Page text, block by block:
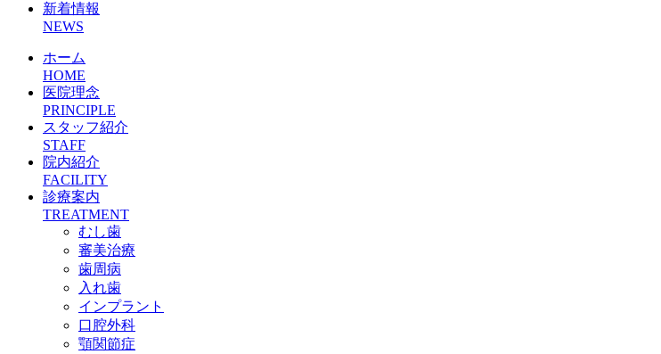
新着情報
NEWS
ホーム
HOME
医院理念
PRINCIPLE
スタッフ紹介
STAFF
院内紹介
FACILITY
診療案内
TREATMENT
むし歯
審美治療
歯周病
入れ歯
インプラント
口腔外科
顎関節症